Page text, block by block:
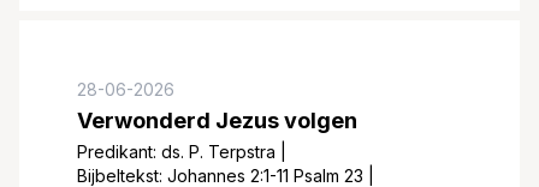
28-06-2026
Verwonderd Jezus volgen
Predikant: ds. P. Terpstra
Bijbeltekst: Johannes 2:1-11 Psalm 23